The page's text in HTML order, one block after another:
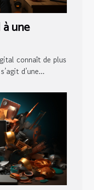
une
connaît de plus
d’une...